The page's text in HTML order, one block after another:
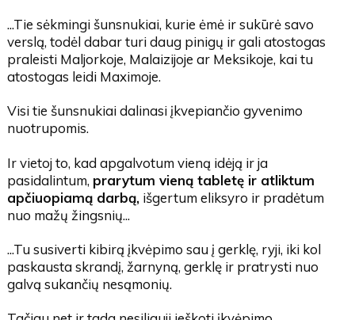
...Tie sėkmingi šunsnukiai, kurie ėmė ir sukūrė savo
verslą, todėl dabar turi daug pinigų ir gali atostogas
praleisti Maljorkoje, Malaizijoje ar Meksikoje, kai tu
atostogas leidi Maximoje.
Visi tie šunsnukiai dalinasi įkvepiančio gyvenimo
nuotrupomis.
Ir vietoj to, kad apgalvotum vieną idėją ir ja
pasidalintum, prarytum vieną tabletę ir atliktum
apčiuopiamą darbą, išgertum eliksyro ir pradėtum
nuo mažų žingsnių...
...Tu susiverti kibirą įkvėpimo sau į gerklę, ryji, iki kol
paskausta skrandį, žarnyną, gerklę ir pratrysti nuo
galvą sukančių nesąmonių.